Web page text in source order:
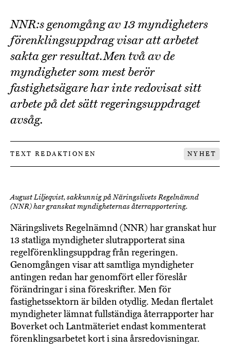
NNR:s genomgång av 13 myndigheters
förenklingsuppdrag visar att arbetet
sakta ger resultat.Men två av de
myndigheter som mest berör
fastighetsägare har inte redovisat sitt
arbete på det sätt regeringsuppdraget
avsåg.
TEXT REDAKTIONEN NYHET
August Liljeqvist, sakkunnig på Näringslivets Regelnämnd
(NNR) har granskat myndigheternas återrapportering.
Näringslivets Regelnämnd (NNR) har granskat hur
13 statliga myndigheter slutrapporterat sina
regelförenklingsuppdrag från regeringen.
Genomgången visar att samtliga myndigheter
antingen redan har genomfört eller föreslår
förändringar i sina föreskrifter. Men för
fastighetssektorn är bilden otydlig. Medan flertalet
myndigheter lämnat fullständiga återrapporter har
Boverket och Lantmäteriet endast kommenterat
förenklingsarbetet kort i sina årsredovisningar.